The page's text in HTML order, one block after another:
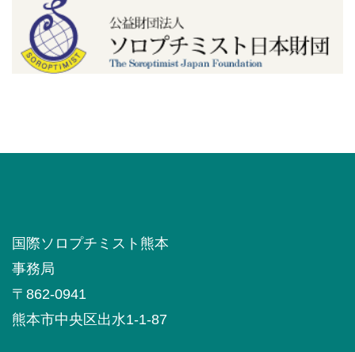
国際ソロプチミスト熊本
事務局
〒862-0941
熊本市中央区出水1-1-87